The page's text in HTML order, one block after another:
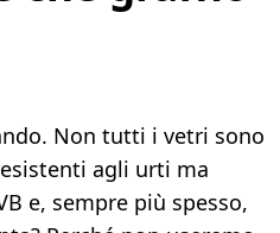
Non tutti i vetri sono
agli urti ma
e, sempre più spesso,